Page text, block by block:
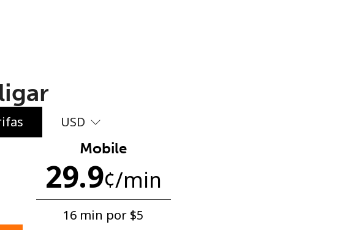
USD
Mobile
29.9¢/min
16 min por ⁦$5⁩